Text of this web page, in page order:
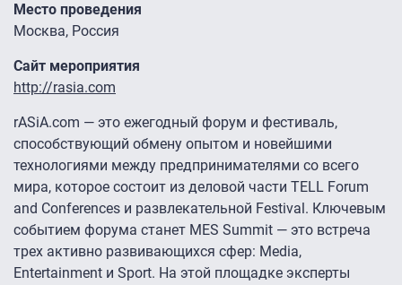
Место проведения
Москва, Россия
Сайт мероприятия
http://rasia.com
rASiA.com — это ежегодный форум и фестиваль,
способствующий обмену опытом и новейшими
технологиями между предпринимателями со всего
мира, которое состоит из деловой части TELL Forum
and Сonferences и развлекательной Festival. Ключевым
событием форума станет MES Summit — это встреча
трех активно развивающихся сфер: Media,
Entertainment и Sport. На этой площадке эксперты